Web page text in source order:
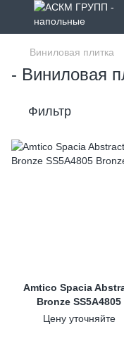
Виниловая плитка
- Виниловая
Фильтр
Amtico Spacia
Bronze SS5A4805
Цену уточняйте